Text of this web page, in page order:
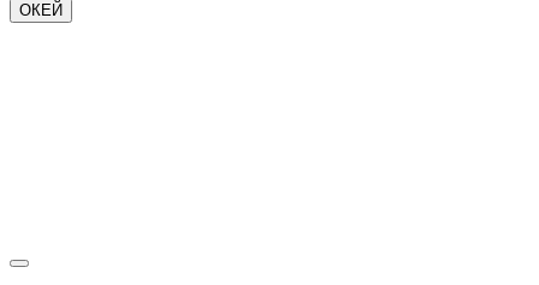
ОКЕЙ